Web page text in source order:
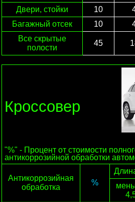
Двери, стойки
10
Багажный отсек
10
Все скрытые
полости
45
Кроссовер
"%" - Процент от стоимости
антикоррозийной обработки
Антикоррозийная
обработка
%